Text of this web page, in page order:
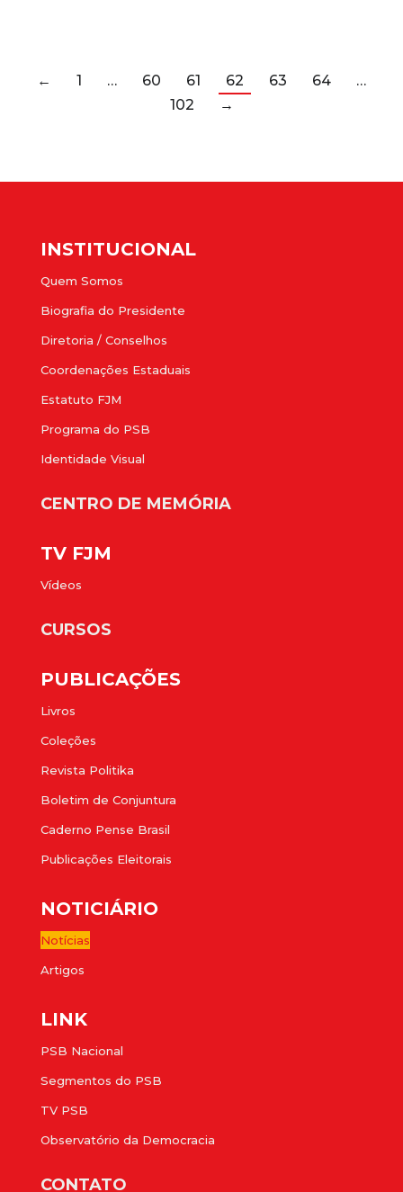
← 1 … 60 61 62 63 64
…
102
→
INSTITUCIONAL
Quem Somos
Biografia do Presidente
Diretoria / Conselhos
Coordenações Estaduais
Estatuto FJM
Programa do PSB
Identidade Visual
CENTRO DE MEMÓRIA
TV FJM
Vídeos
CURSOS
PUBLICAÇÕES
Livros
Coleções
Revista Politika
Boletim de Conjuntura
Caderno Pense Brasil
Publicações Eleitorais
NOTICIÁRIO
Notícias
Artigos
LINK
PSB Nacional
Segmentos do PSB
TV PSB
Observatório da Democracia
CONTATO